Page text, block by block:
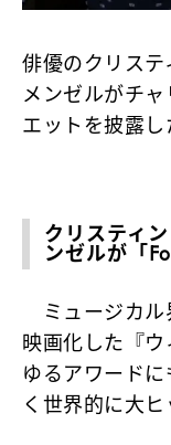
俳優のクリステ
メンゼルがチ
エットを披露し
クリスティ
ンゼルが「
ミュージカル
映画化した『
ゆるアワード
く世界的に大ヒ